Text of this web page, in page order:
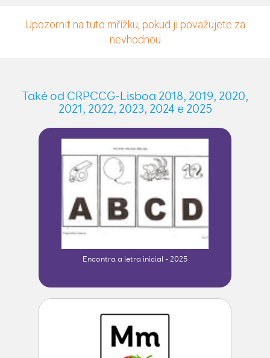
Upozornit na tuto mřížku, pokud ji považujete za
nevhodnou
Také od CRPCCG-Lisboa 2018, 2019, 2020,
2021, 2022, 2023, 2024 e 2025
Encontra a letra inicial - 2025